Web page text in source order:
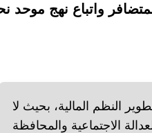
النظم المالية، بحيث لا
الاجتماعية والمحافظة